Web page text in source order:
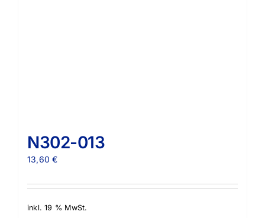
N302-013
13,60€
inkl. 19 % MwSt.